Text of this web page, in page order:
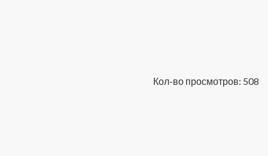
Кол-во просмотров: 508